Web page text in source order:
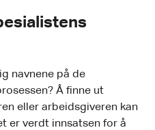
navnene på de
Å finne ut
eller arbeidsgiveren kan
er verdt innsatsen for å